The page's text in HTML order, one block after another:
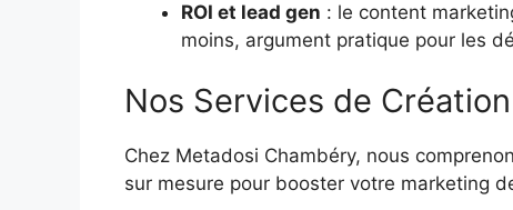
ROI et lead gen : le content
moins, argument pratique pour les
Nos Services de
Chez Metadosi Chambéry, nous
sur mesure pour booster votre marketing